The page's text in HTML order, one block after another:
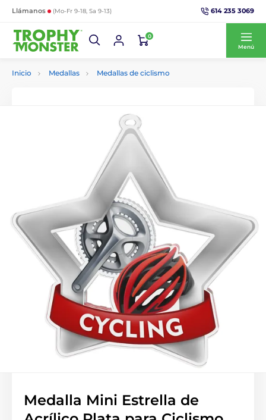
Llámanos (Mo-Fr 9-18, Sa 9-13) 614 235 3069
0
Menú
Inicio Medallas Medallas de ciclismo
Medalla Mini Estrella de